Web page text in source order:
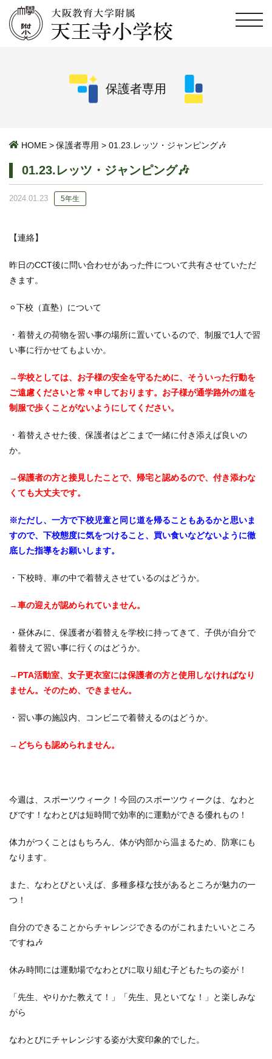
保護者専用
HOME > 保護者専用 > 01.23.レッツ・ジャンピング🎶
01.23.レッツ・ジャンピング🎶
2024.01.23 5年生
【連絡】
昨日のCCT後に問い合わせがあった件について共有させていただ
きます。
⚪︎下校（直塾）について
・着替えの荷物を習い事の場所に置いているので、制服で1人で習
い事に行かせてもよいか。
→学校としては、お子様の安全を守るために、そういった行動を
ご遠慮くださいと常々申しております。お子様が通学路外の道を
制服で歩くことがないようにしてください。
・着替えさせた後、保護者はどこまで一緒に付き添えば良いの
か。
→保護者の方と接見したことで、帰宅と認めるので、付き添わな
くても大丈夫です。
※ただし、一方で下校児童と同じ道を帰ることもあるかと思いま
すので、下校態度に気をつけること、買い食いなどないように徹
底した指導をお願いします。
・下校時、車の中で着替えさせているのはどうか。
→車の迎えが認められていません。
・昼休みに、保護者が着替えを学校に持ってきて、子供が自分で
着替えて習い事に行くのはどうか。
→PTA活動室、女子更衣室には保護者の方と使用しなければなり
ません。そのため、できません。
・習い事の施設内、コンビニで着替えるのはどうか。
→どちらも認められません。
今週は、スポーツウィーク！今回のスポーツウィークは、なわと
びです！なわとびは短時間で効率的に運動ができる優れもの！
体力がつくことはもちろん、体が内部から温まるため、防寒にも
なります。
また、なわとびといえば、多種多様な技があるところが魅力の一
つ！
自分のできることからチャレンジできるのがこれまたいいところ
ですね🎶
休み時間には運動場でなわとびに取り組む子どもたちの姿が！
「先生、やりかた教えて！」「先生、見といてな！」と楽しみな
がら
なわとびにチャレンジする姿が大変印象的でした。